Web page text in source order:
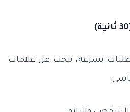
بسرعة، تبحث عن علامات